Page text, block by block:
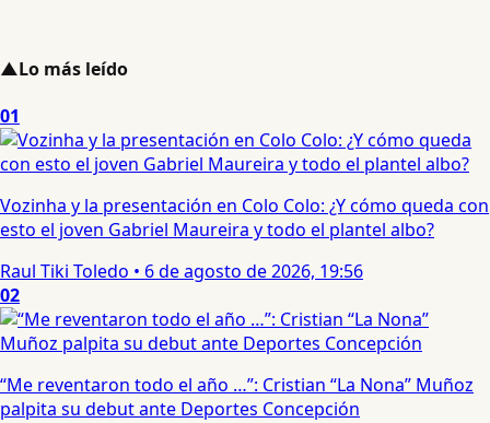
▲Lo más leído
01
Vozinha y la presentación en Colo Colo: ¿Y cómo queda con
esto el joven Gabriel Maureira y todo el plantel albo?
Raul Tiki Toledo • 6 de agosto de 2026, 19:56
02
“Me reventaron todo el año …”: Cristian “La Nona” Muñoz
palpita su debut ante Deportes Concepción